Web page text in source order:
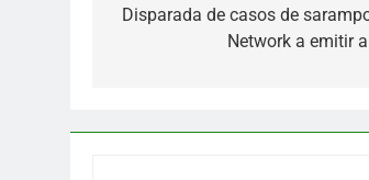
de
Disparada de casos de
Network a emitir